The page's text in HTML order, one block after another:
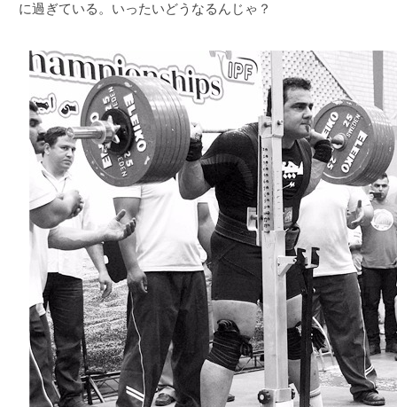
に過ぎている。いったいどうなるんじゃ？